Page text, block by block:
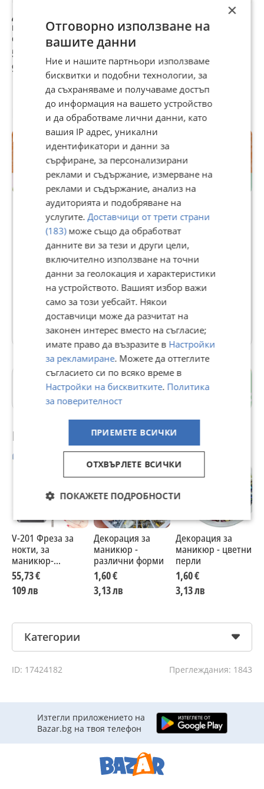
декорация за
нокти маникюр
сет
5 €
9,78 лв
polish 48 цвята в
кутия
29,14 €
56,99 лв
маникюр 30 броя
8 лв
Потребител
Premium
❤ nikid ❤
19682рейтинг
В Bazar.BG от 03 юли 2012г.
Последно активен днес в 00:35 ч.
https://nikid.bazar.bg/
26385 Обяви
Каргон
гр. Ямбол
Препоръчани за теб
V-201 Фреза за
нокти, за
маникюр-
педикюр,
електрическа
пила за нокти
55,73 €
109 лв
Декорация за
маникюр -
различни форми
1,60 €
3,13 лв
Декорация за
маникюр - цветни
перли
1,60 €
3,13 лв
Категории
ID: 17424182 Преглеждания: 1843
Изтегли приложението на
Bazar.bg на твоя телефон
×
Отговорно използване на
вашите данни
Ние и нашите партньори използваме
бисквитки и подобни технологии, за
да съхраняваме и получаваме достъп
до информация на вашето устройство
и да обработваме лични данни, като
вашия IP адрес, уникални
идентификатори и данни за
сърфиране, за персонализирани
реклами и съдържание, измерване на
реклами и съдържание, анализ на
аудиторията и подобряване на
услугите.Доставчици от трети страни
(183)може също да обработват
данните ви за тези и други цели,
включително използване на точни
данни за геолокация и характеристики
на устройството. Вашият избор важи
само за този уебсайт. Някои
доставчици може да разчитат на
законен интерес вместо на съгласие;
имате право да възразите в Настройки
за рекламиране. Можете да оттеглите
съгласието си по всяко време в
Настройки на бисквитките. Политика
за поверителност
ПРИЕМЕТЕ ВСИЧКИ
ОТХВЪРЛЕТЕ ВСИЧКИ
ПОКАЖЕТЕ ПОДРОБНОСТИ